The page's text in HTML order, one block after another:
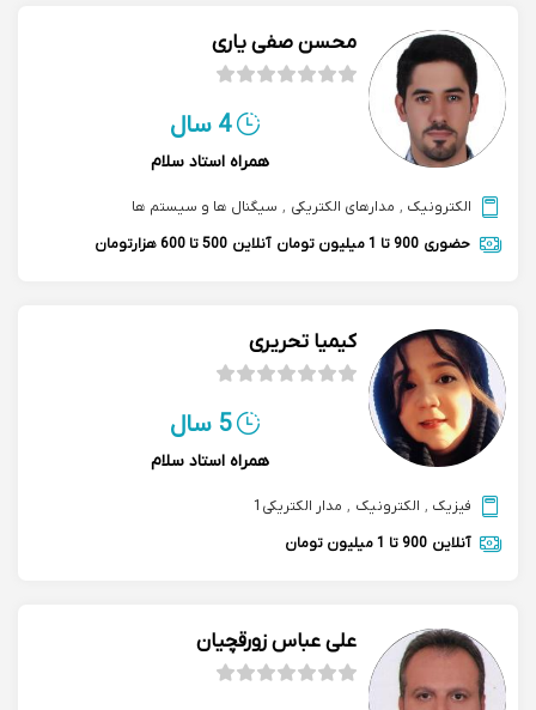
محسن صفی یاری
4 سال
همراه استاد سلام
الکترونیک , مدارهای الکتریکی , سیگنال ها و سیستم ها
حضوری 900 تا 1 میلیون تومان آنلاین 500 تا 600 هزارتومان
کیمیا تحریری
5 سال
همراه استاد سلام
فیزیک , الکترونیک , مدار الکتریکی1
آنلاین 900 تا 1 میلیون تومان
علی عباس زورقچیان